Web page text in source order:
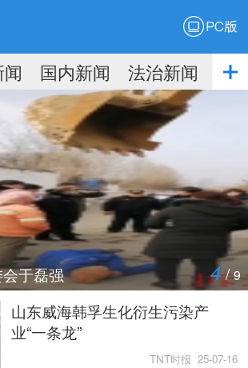
国内新闻 法治新闻
社
于磊强 4/9
山东威海韩孚生化衍生污染产
业“一条龙”
TNT时报 25-07-16